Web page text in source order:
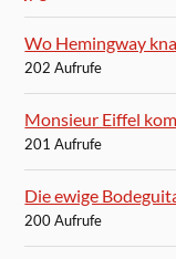
Wo Hemingway
202 Aufrufe
Monsieur Eiffel
201 Aufrufe
Die ewige
200 Aufrufe